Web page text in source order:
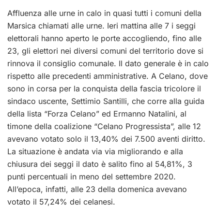
Affluenza alle urne in calo in quasi tutti i comuni della
Marsica chiamati alle urne. Ieri mattina alle 7 i seggi
elettorali hanno aperto le porte accogliendo, fino alle
23, gli elettori nei diversi comuni del territorio dove si
rinnova il consiglio comunale. Il dato generale è in calo
rispetto alle precedenti amministrative. A Celano, dove
sono in corsa per la conquista della fascia tricolore il
sindaco uscente, Settimio Santilli, che corre alla guida
della lista “Forza Celano” ed Ermanno Natalini, al
timone della coalizione “Celano Progressista”, alle 12
avevano votato solo il 13,40% dei 7.500 aventi diritto.
La situazione è andata via via migliorando e alla
chiusura dei seggi il dato è salito fino al 54,81%, 3
punti percentuali in meno del settembre 2020.
All’epoca, infatti, alle 23 della domenica avevano
votato il 57,24% dei celanesi.